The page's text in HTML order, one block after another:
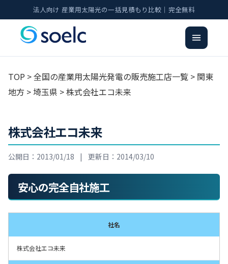
法人向け 産業用太陽光の一括見積もり比較｜完全無料
TOP >全国の産業用太陽光発電の販売施工店一覧 > 関東
地方 >埼玉県 > 株式会社エコ未来
株式会社エコ未来
公開日：2013/01/18 | 更新日：2014/03/10
安心の完全自社施工
社名
株式会社エコ未来